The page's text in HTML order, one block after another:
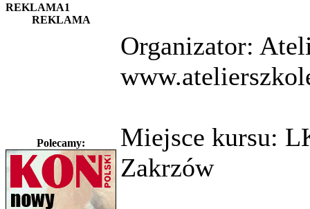
REKLAMA1
REKLAMA
Polecamy:
Organizator:
Miejsce kursu:
Zakrzów